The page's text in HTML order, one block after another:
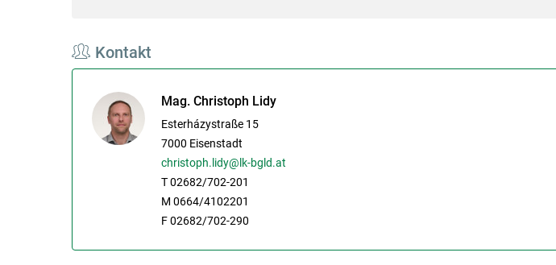
Kontakt
Mag. Christoph Lidy
Esterházystraße 15
7000 Eisenstadt
christoph.lidy@lk-bgld.at
T 02682/702-201
M 0664/4102201
F 02682/702-290